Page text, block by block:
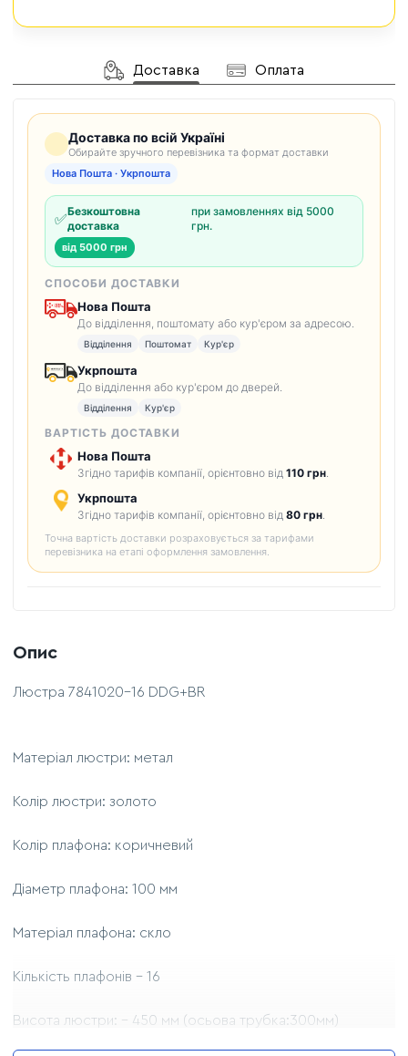
Доставка Оплата
Доставка по всій Україні
Обирайте зручного перевізника та формат доставки
Нова Пошта · Укрпошта
✅Безкоштовна
доставка
при замовленнях від 5000
грн.
від 5000 грн
СПОСОБИ ДОСТАВКИ
Нова Пошта
До відділення, поштомату або кур'єром за адресою.
Відділення Поштомат Кур'єр
Укрпошта
До відділення або кур'єром до дверей.
Відділення Кур'єр
ВАРТІСТЬ ДОСТАВКИ
Нова Пошта
Згідно тарифів компанії, орієнтовно від 110 грн
Укрпошта
Згідно тарифів компанії, орієнтовно від 80 грн
Точна вартість доставки розраховується за тарифами
перевізника на етапі оформлення замовлення.
Опис
Люстра 7841020-16 DDG+BR
Матеріал люстри: метал
Колір люстри: золото
Колір плафона: коричневий
Діаметр плафона: 100 мм
Матеріал плафона: скло
Кількість плафонів – 16
Висота люстри: - 450 мм (осьова трубка:300мм)